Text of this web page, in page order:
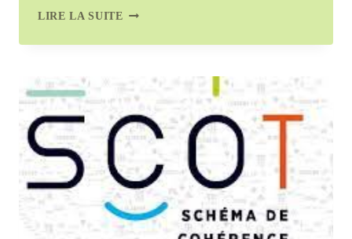
LIRE LA SUITE AVIS
SUR
NOUVEAU
SCOT
DE
SAINT
TROPEZ